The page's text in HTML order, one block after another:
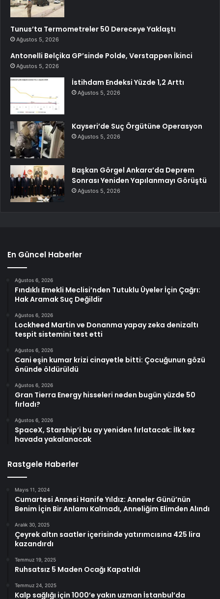
Tunus’ta Termometreler 50 Dereceye Yaklaştı
Ağustos 5, 2026
Antonelli Belçika GP’sinde Polde, Verstappen İkinci
Ağustos 5, 2026
İstihdam Endeksi Yüzde 1,2 Arttı
Ağustos 5, 2026
Kayseri’de Suç Örgütüne Operasyon
Ağustos 5, 2026
Başkan Görgel Ankara’da Deprem
Sonrası Yeniden Yapılanmayı Görüştü
Ağustos 5, 2026
En Güncel Haberler
Ağustos 6, 2026
Fındıklı Emekli Meclisi’nden Tutuklu Üyeler İçin Çağrı:
Hak Aramak Suç Değildir
Ağustos 6, 2026
Lockheed Martin ve Donanma yapay zeka denizaltı
tespit sistemini test etti
Ağustos 6, 2026
Cani eşin kumar krizi cinayetle bitti: Çocuğunun gözü
önünde öldürüldü
Ağustos 6, 2026
Gran Tierra Energy hisseleri neden bugün yüzde 50
fırladı?
Ağustos 6, 2026
SpaceX, Starship’i bu ay yeniden fırlatacak: İlk kez
havada yakalanacak
Rastgele Haberler
Mayıs 11, 2024
Cumartesi Annesi Hanife Yıldız: Anneler Günü’nün
Benim İçin Bir Anlamı Kalmadı, Anneliğim Elimden Alındı
Aralık 30, 2025
Çeyrek altın saatler içerisinde yatırımcısına 425 lira
kazandırdı
Temmuz 19, 2025
Ruhsatsız 5 Maden Ocağı Kapatıldı
Temmuz 24, 2025
Kalp sağlığı için 1000’e yakın uzman İstanbul’da